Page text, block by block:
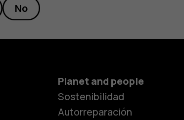
No
Planet and people
Sostenibilidad
Autorreparación